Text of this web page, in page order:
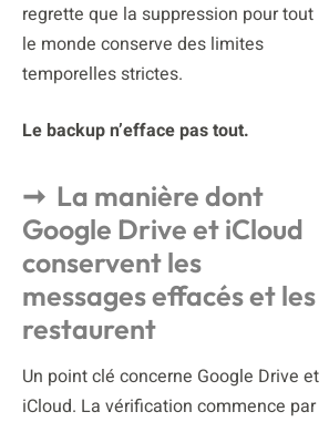
regrette que la suppression pour tout
le monde conserve des limites
temporelles strictes.
Le backup n’efface pas tout.
La manière dont
Google Drive et iCloud
conservent les
messages effacés et les
restaurent
Un point clé concerne Google Drive et
iCloud. La vérification commence par